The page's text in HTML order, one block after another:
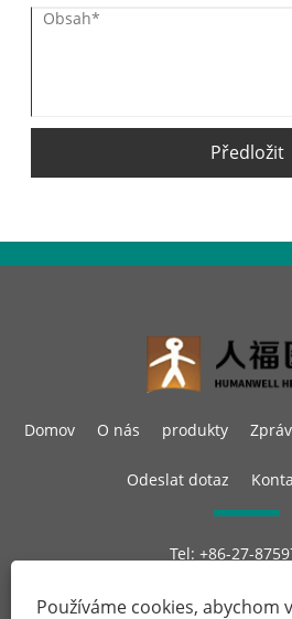
Předložit
Domov O nás produkty
Odeslat dotaz
Tel: +86-27-
Gedian Economic
Hubei, Čína.
Používáme cookies, abychom